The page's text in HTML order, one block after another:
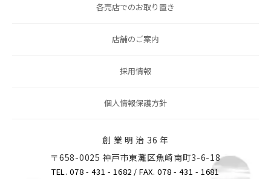
各売店でのお取り置き
店舗のご案内
採用情報
個人情報保護方針
創 業 明 治 36 年
〒658-0025 神戸市東灘区魚崎南町3-6-18
TEL. 078 - 431 - 1682 / FAX. 078 - 431 - 1681